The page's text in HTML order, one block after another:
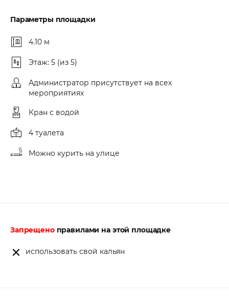
Параметры площадки
4.10 м
Этаж: 5 (из 5)
Администратор присутствует на всех
мероприятиях
Кран с водой
4 туалета
Можно курить на улице
Запрещеноправилами на этой площадке
использовать свой кальян